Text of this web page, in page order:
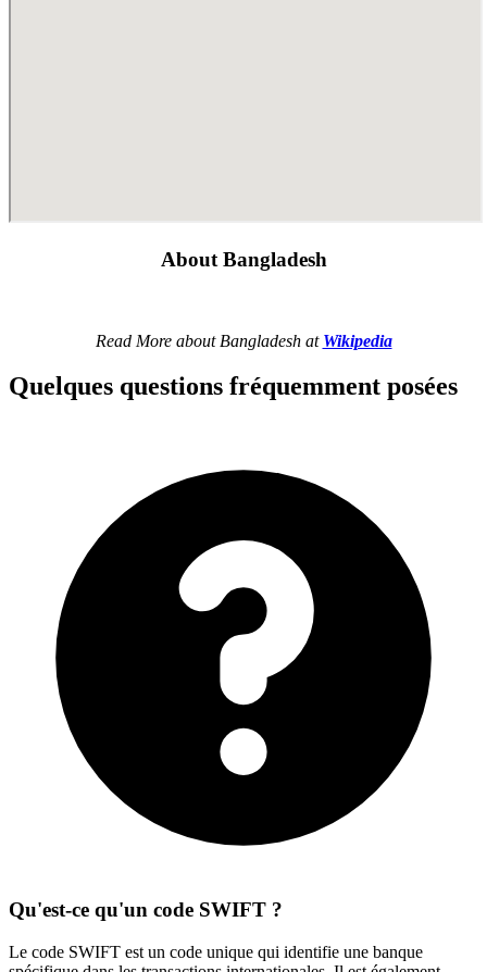
About Bangladesh
Read More about Bangladesh at Wikipedia
Quelques questions fréquemment posées
Qu'est-ce qu'un code SWIFT ?
Le code SWIFT est un code unique qui identifie une banque